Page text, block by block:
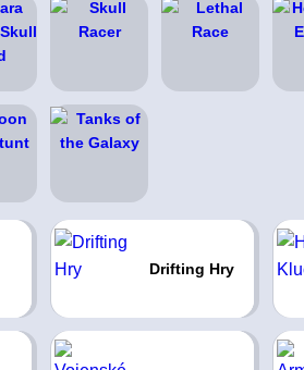
Drifting Hry